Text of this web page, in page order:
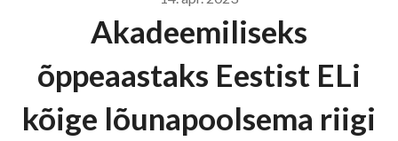
Akadeemiliseks
õppeaastaks Eestist ELi
kõige lõunapoolsema riigi